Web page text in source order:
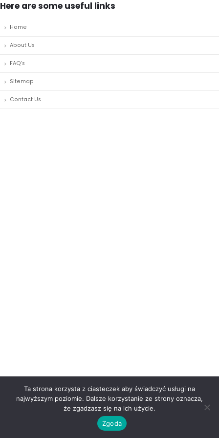
Here are some useful links
Home
About Us
FAQ’s
Sitemap
Contact Us
Ta strona korzysta z ciasteczek aby świadczyć usługi na
najwyższym poziomie. Dalsze korzystanie ze strony oznacza,
że zgadzasz się na ich użycie.
Zgoda